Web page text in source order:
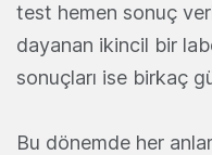
test hemen sonuç
dayanan ikincil bir
sonuçları ise birkaç
Bu dönemde her